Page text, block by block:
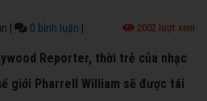
0 bình luận 2002 lượt xem
Reporter, thời trẻ của nhạc
giới Pharrell William sẽ được tái